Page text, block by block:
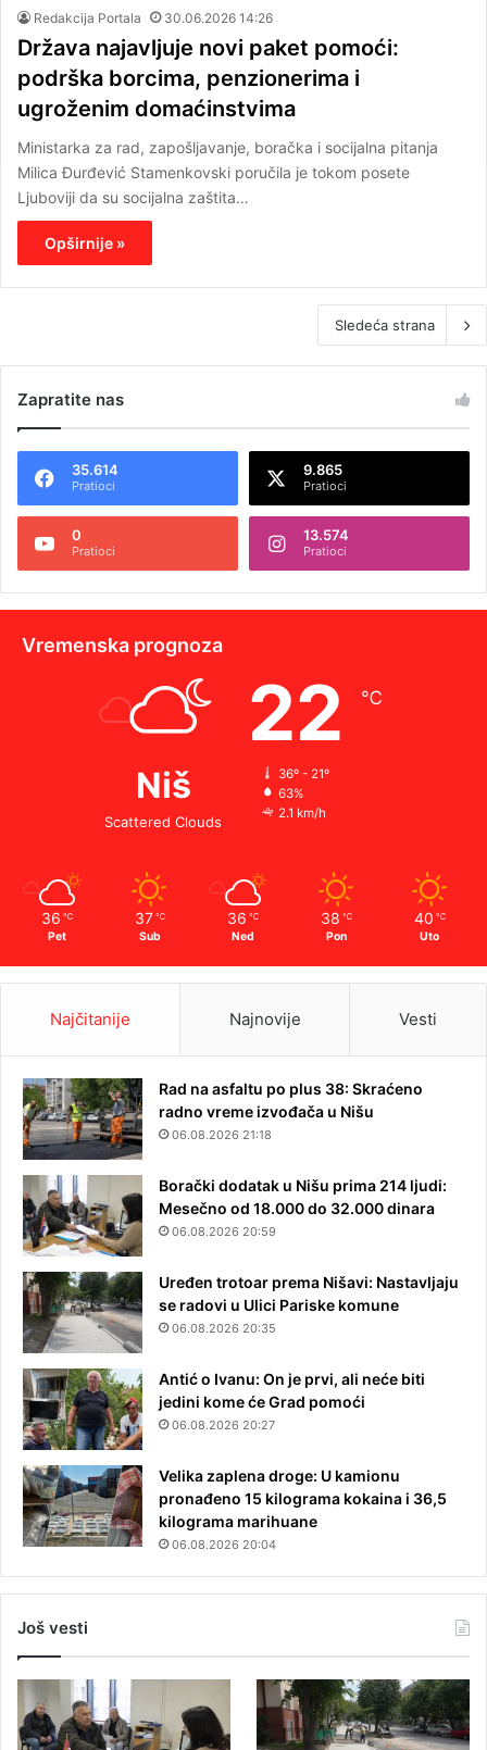
Redakcija Portala 30.06.2026 14:26
Država najavljuje novi paket pomoći:
podrška borcima, penzionerima i
ugroženim domaćinstvima
Ministarka za rad, zapošljavanje, boračka i socijalna pitanja
Milica Đurđević Stamenkovski poručila je tokom posete
Ljuboviji da su socijalna zaštita…
Opširnije »
Sledeća strana
Zapratite nas
35.614
Pratioci
9.865
Pratioci
0
Pratioci
13.574
Pratioci
Vremenska prognoza
Niš
Scattered Clouds
22 ℃
36º - 21º
63%
2.1 km/h
36 ℃
Pet
37 ℃
Sub
36 ℃
Ned
38 ℃
Pon
40 ℃
Uto
Najčitanije Najnovije Vesti
Rad na asfaltu po plus 38: Skraćeno
radno vreme izvođača u Nišu
06.08.2026 21:18
Borački dodatak u Nišu prima 214 ljudi:
Mesečno od 18.000 do 32.000 dinara
06.08.2026 20:59
Uređen trotoar prema Nišavi: Nastavljaju
se radovi u Ulici Pariske komune
06.08.2026 20:35
Antić o Ivanu: On je prvi, ali neće biti
jedini kome će Grad pomoći
06.08.2026 20:27
Velika zaplena droge: U kamionu
pronađeno 15 kilograma kokaina i 36,5
kilograma marihuane
06.08.2026 20:04
Još vesti